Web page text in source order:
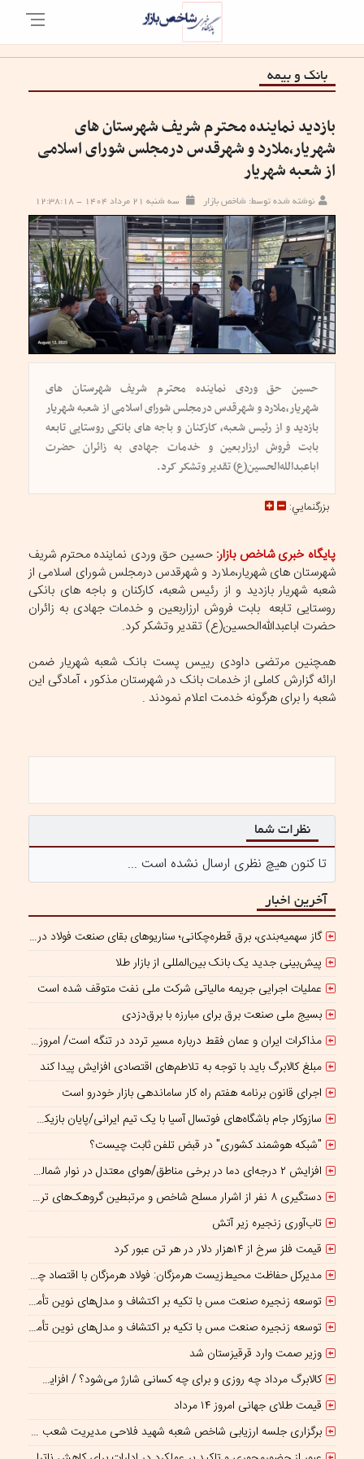
بانک و بیمه
بازدید نماینده محترم شریف شهرستان های
شهریار،ملارد و شهرقدس درمجلس شورای اسلامی
از شعبه شهریار
نوشته شده توسط: شاخص بازار سه شنبه ۲۱ مرداد ۱۴۰۴ - ۱۲:۳۸:۱۸
حسین حق وردی نماینده محترم شریف شهرستان های
شهریار،ملارد و شهرقدس درمجلس شورای اسلامی از شعبه شهریار
بازدید و از رئیس شعبه، کارکنان و باجه های بانکی روستایی تابعه
بابت فروش ارزاربعین و خدمات جهادی به زائران حضرت
اباعبدالله‌الحسین(ع) تقدیر وتشکر کرد.
بزرگنمايي:
پایگاه خبری شاخص بازار: حسین حق وردی نماینده محترم شریف
شهرستان های شهریار،ملارد و شهرقدس درمجلس شورای اسلامی از
شعبه شهریار بازدید و از رئیس شعبه، کارکنان و باجه های بانکی
روستایی تابعه بابت فروش ارزاربعین و خدمات جهادی به زائران
حضرت اباعبدالله‌الحسین(ع) تقدیر وتشکر کرد.
همچنین مرتضی داودی رییس پست بانک شعبه شهریار ضمن
ارائه گزارش کاملی از خدمات بانک در شهرستان مذکور ، آمادگی این
شعبه را برای هرگونه خدمت اعلام نمودند .
نظرات شما
تا کنون هیچ نظری ارسال نشده است ...
آخرین اخبار
گاز سهمیه‌بندی، برق قطره‌چکانی؛ سناریوهای بقای صنعت فولاد در برزخ ناترازی و ریسک‌های ژئوپلیتیک
پیش‌بینی جدید یک بانک بین‌المللی از بازار طلا
عملیات اجرایی جریمه مالیاتی شرکت ملی نفت متوقف شده است
بسیج ملی صنعت برق برای مبارزه با برق‌دزدی
مذاکرات ایران و عمان فقط درباره مسیر تردد در تنگه است/ امروز جایگاه بازدارندگی تنگه هرمز از بمب اتم هم بالاتر است
مبلغ کالابرگ باید با توجه به تلاطم‌های اقتصادی افزایش پیدا کند
اجرای قانون برنامه هفتم راه کار ساماندهی بازار خودرو است
سازوکار جام باشگاه‌های فوتسال آسیا با یک تیم ایرانی/پایان بازیکن قرضی؟
"شبکه هوشمند کشوری" در قبض تلفن ثابت چیست؟
افزایش ۲ درجه‌ای دما در برخی مناطق/هوای معتدل در نوار شمالی ایران
دستگیری ۸ نفر از اشرار مسلح شاخص و مرتبطین گروهک‌های تروریستی
تاب‌آوری زنجیره زیر آتش
قیمت فلز سرخ از ۱۴هزار دلار در هر تن عبور کرد
مدیرکل حفاظت محیط‌زیست هرمزگان: فولاد هرمزگان با اقتصاد چرخشی، نگاه تازه‌ای به توسعه صنعت فولاد ارائه کرده است
توسعه زنجیره صنعت مس با تکیه بر اکتشاف و مدل‌های نوین تأمین مالی شتاب می‌گیرد
توسعه زنجیره صنعت مس با تکیه بر اکتشاف و مدل‌های نوین تأمین مالی شتاب می‌گیرد
وزیر صمت وارد قرقیزستان شد
کالابرگ مرداد چه روزی و برای چه کسانی شارژ می‌شود؟ / افزایش اعتبار یک میلیونی منتفی است؟
قیمت طلای جهانی امروز ۱۴ مرداد
برگزاری جلسه ارزیابی شاخص شعبه شهید فلاحی مدیریت شعب شرق تهران